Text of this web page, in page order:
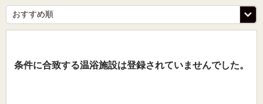
条件に合致する温浴施設は登録されていませんでした。